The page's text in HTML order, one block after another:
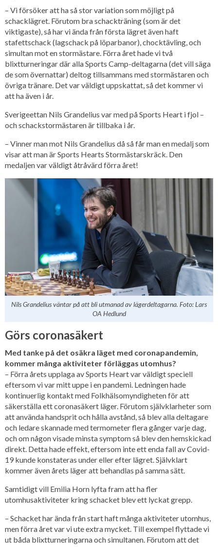
– Vi försöker att ha så stor variation som möjligt på
schacklägret. Förutom bra schackträning (som är det
viktigaste), så har vi ända från första lägret även haft
stafettschack (lagschack på löparbanor), chocktävling, och
simultan mot en stormästare. Förra året hade vi två
blixtturneringar där alla Sports Camp-deltagarna (det vill säga
de som övernattar) deltog tillsammans med stormästaren och
övriga tränare. Det var väldigt uppskattat, så det kommer vi
att ha även i år.
Sverigeettan Nils Grandelius var med på Sports Heart i fjol –
och schackstormästaren är tillbaka i år.
– Vinner man mot Nils Grandelius då så får man en medalj som
visar att man är Sports Hearts Stormästarskräck. Den
medaljen var väldigt åtråvärd förra året!
Nils Grandelius väntar på att bli utmanad av lägerdeltagarna. Foto: Lars
OA Hedlund
Görs coronasäkert
Med tanke på det osäkra läget med coronapandemin,
kommer många aktiviteter förläggas utomhus?
– Förra årets upplaga av Sports Heart var väldigt speciell
eftersom vi var mitt uppe i en pandemi. Ledningen hade
kontinuerlig kontakt med Folkhälsomyndigheten för att
säkerställa ett coronasäkert läger. Förutom självklarheter som
att använda handsprit och hålla avstånd, så blev alla deltagare
och ledare skannade med termometer flera gånger varje dag,
och om någon visade minsta symptom så blev den hemskickad
direkt. Detta hade effekt, eftersom inte ett enda fall av Covid-
19 kunde konstateras under eller efter lägret. Självklart
kommer även årets läger att behandlas på samma sätt.
Samtidigt vill Emilia Horn lyfta fram att ha fler
utomhusaktiviteter kring schacket blev ett lyckat grepp.
– Schacket har ända från start haft många aktiviteter utomhus,
men förra året var vi ute extra mycket. Till exempel flyttade vi
ut båda blixtturneringarna och simultanen. Förutom att det